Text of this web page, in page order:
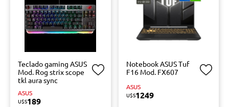
Teclado gaming ASUS
Mod. Rog strix scope
tkl aura sync
ASUS
U$S189
Notebook ASUS Tuf
F16 Mod. FX607
ASUS
U$S1249